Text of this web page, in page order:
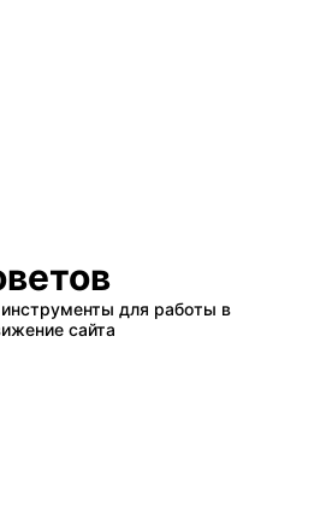
для работы в
сайта